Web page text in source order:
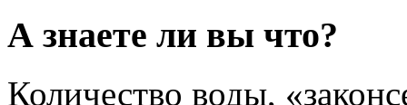
А знаете ли вы что?
Количество воды,